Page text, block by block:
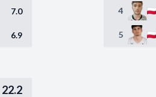
7.0
6.9
4
5
22.2